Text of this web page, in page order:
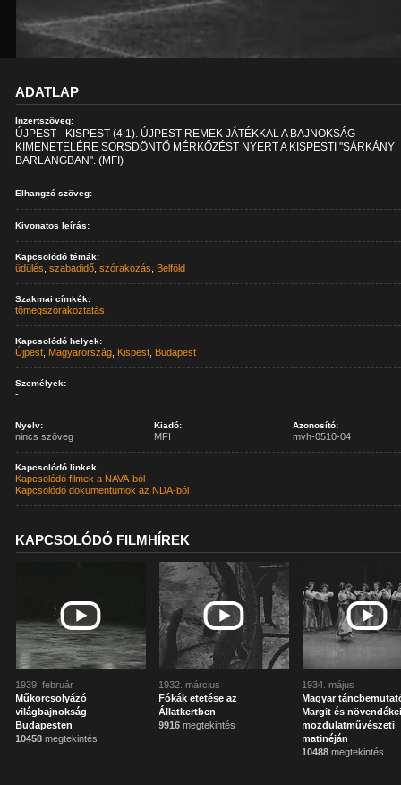
ADATLAP
Inzertszöveg:
ÚJPEST - KISPEST (4:1). ÚJPEST REMEK JÁTÉKKAL A BAJNOKSÁG
KIMENETELÉRE SORSDÖNTŐ MÉRKŐZÉST NYERT A KISPESTI "SÁRKÁNY
BARLANGBAN". (MFI)
Elhangzó szöveg:
Kivonatos leírás:
Kapcsolódó témák:
üdülés ,szabadidő ,szórakozás Belföld
Szakmai címkék:
tömegszórakoztatás
Kapcsolódó helyek:
Újpest Magyarország Kispest Budapest
Személyek:
-
Nyelv:
nincs szöveg
Kiadó:
MFI
Azonosító:
mvh-0510-04
Kapcsolódó linkek
Kapcsolódó filmek a NAVA-ból
Kapcsolódó dokumentumok az NDA-ból
KAPCSOLÓDÓ FILMHÍREK
1939. február
Műkorcsolyázó
világbajnokság
Budapesten
10458 megtekintés
1932. március
Fókák etetése az
Állatkertben
9916 megtekintés
1934. május
Magyar
Margit és
mozdulatművészeti
matinéján
10488 megtekintés